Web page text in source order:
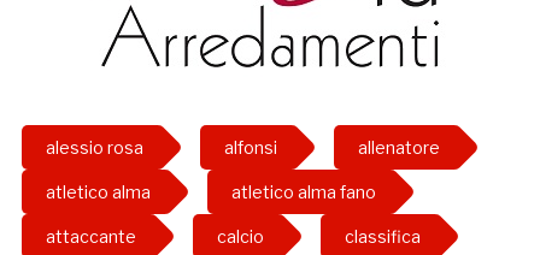
alessio rosa alfonsi allenatore
atletico alma atletico alma fano
attaccante calcio classifica